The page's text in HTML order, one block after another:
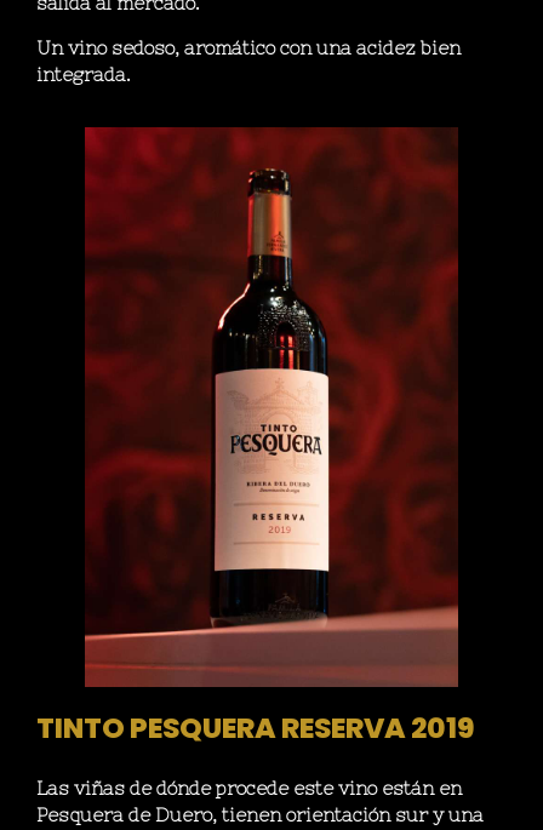
Un vino sedoso, aromático con una acidez bien
integrada.
TINTO PESQUERA RESERVA 2019
Las viñas de dónde procede este vino están en
Pesquera de Duero, tienen orientación sur y una